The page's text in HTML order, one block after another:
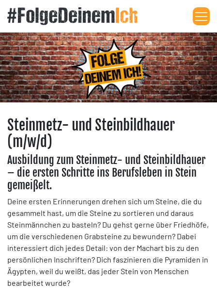
Steinmetz- und Steinbildhauer
(m/w/d)
Ausbildung zum Steinmetz- und Steinbildhauer
– die ersten Schritte ins Berufsleben in Stein
gemeißelt.
Deine ersten Erinnerungen drehen sich um Steine, die du
gesammelt hast, um die Steine zu sortieren und daraus
Steinmännchen zu basteln? Du gehst gerne über Friedhöfe,
um die verschiedenen Grabsteine zu bewundern? Dabei
interessiert dich jedes Detail: von der Machart bis zu den
persönlichen Inschriften? Dich faszinieren die Pyramiden in
Ägypten, weil du weißt, das jeder Stein von Menschen
bearbeitet wurde?